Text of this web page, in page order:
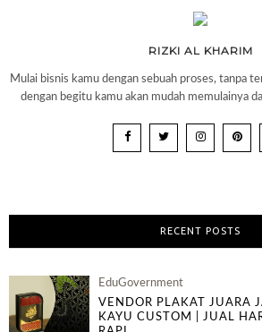
RIZKI AL KHARIM
Mulai bisnis kamu dengan sebuah proses, tanpa
dengan begitu kamu akan mudah memulainya
RECENT POSTS
EduGovernment
VENDOR PLAKAT JUARA
KAYU CUSTOM | JUAL